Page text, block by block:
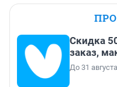
Скидка
заказ,
До 31